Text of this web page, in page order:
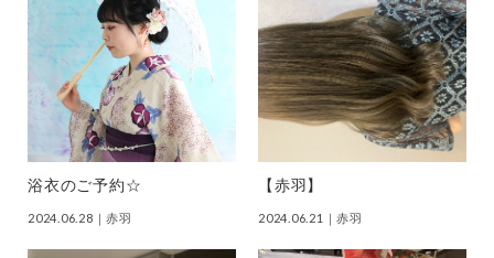
浴衣のご予約☆
2024.06.28 ｜赤羽
【赤羽】
2024.06.21 ｜赤羽